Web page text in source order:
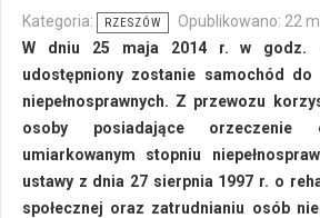
Kategoria: RZESZÓW
Opublikowano: 22
W dniu 25 maja 2014 r. w godz.
udostępniony zostanie samochód do
niepełnosprawnych. Z przewozu
osoby posiadające
umiarkowanym stopniu
ustawy z dnia 27 sierpnia 1997 r. o
społecznej oraz zatrudnianiu osób